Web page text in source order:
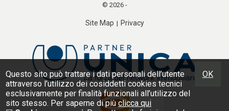
© 2026 -
Site Map | Privacy
Questo sito può trattare i dati personali dell’utente
attraverso l’utilizzo dei cosiddetti cookies tecnici
esclusivamente per finalità funzionali all’utilizzo del
sito stesso. Per saperne di piùclicca qui
OK